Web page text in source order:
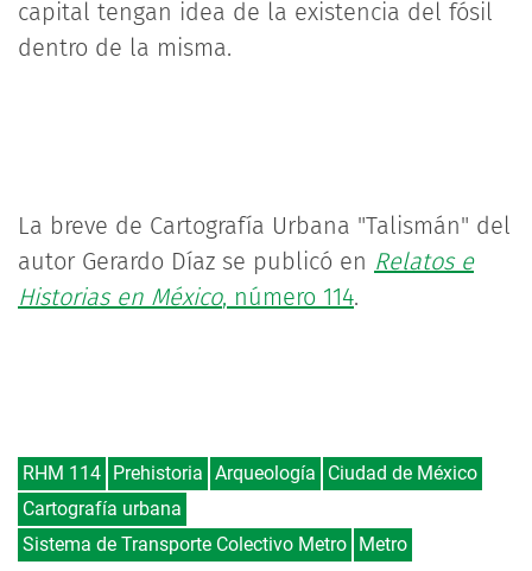
capital tengan idea de la existencia del fósil
dentro de la misma.
La breve de Cartografía Urbana "Talismán" del
autor Gerardo Díaz se publicó en Relatos e
Historias en México, número 114.
RHM 114 Prehistoria Arqueología
Ciudad de México
Cartografía urbana
Sistema de Transporte Colectivo Metro Metro